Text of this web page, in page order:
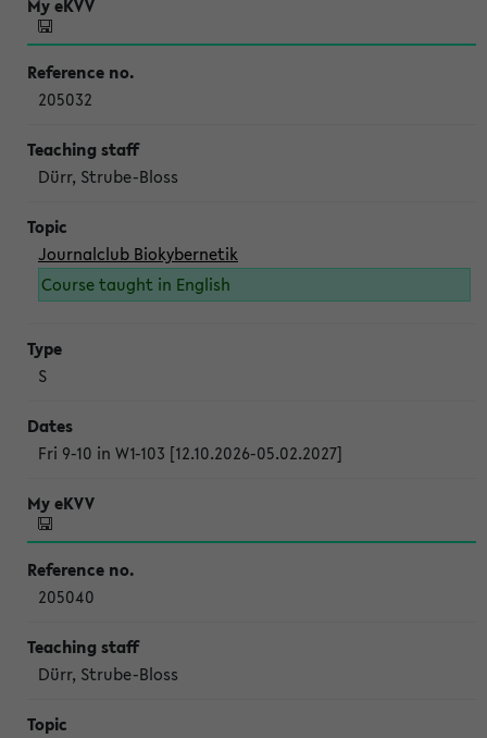
205032
Dürr, Strube-Bloss
Journalclub Biokybernetik
Course taught in English
S
Fri 9-10 in W1-103 [12.10.2026-05.02.2027]
205040
Dürr, Strube-Bloss